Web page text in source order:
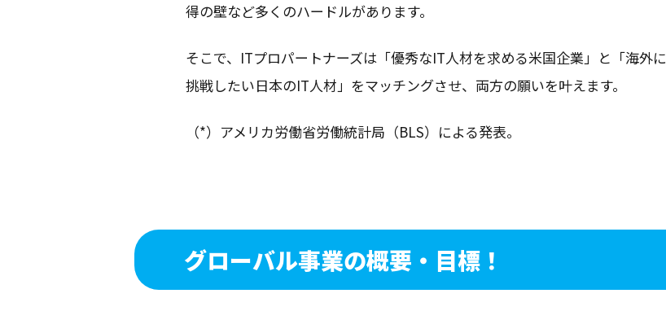
得の壁など多くのハードルがあります。
そこで、ITプロパートナーズは「優秀なIT人材を求める米国企業」と「海外に
挑戦したい日本のIT人材」をマッチングさせ、両方の願いを叶えます。
（*）アメリカ労働省労働統計局（BLS）による発表。
グローバル事業の概要 ・目標！